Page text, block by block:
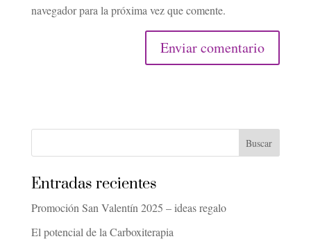
navegador para la próxima vez que comente.
Entradas recientes
Promoción San Valentín 2025 – ideas regalo
El potencial de la Carboxiterapia